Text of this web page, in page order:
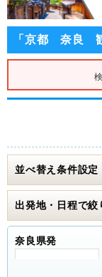
「京都 奈良
並べ替え条件設定
出発地・日程で絞
奈良県発